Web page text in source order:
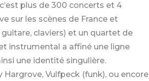
plus de 300 concerts et 4
sur les scènes de France et
claviers) et un quartet de
instrumental a affiné une ligne
une identité singulière.
Vulfpeck (funk), ou encore